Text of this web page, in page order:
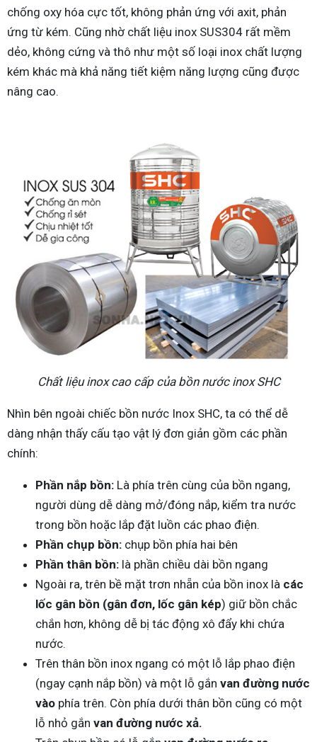
chống oxy hóa cực tốt, không phản ứng với axit, phản
ứng từ kém. Cũng nhờ chất liệu inox SUS304 rất mềm
dẻo, không cứng và thô như một số loại inox chất lượng
kém khác mà khả năng tiết kiệm năng lượng cũng được
nâng cao.
Chất liệu inox cao cấp của bồn nước inox SHC
Nhìn bên ngoài chiếc bồn nước Inox SHC, ta có thể dễ
dàng nhận thấy cấu tạo vật lý đơn giản gồm các phần
chính:
Phần nắp bồn: Là phía trên cùng của bồn ngang,
người dùng dễ dàng mở/đóng nắp, kiểm tra nước
trong bồn hoặc lắp đặt luồn các phao điện.
Phần chụp bồn: chụp bồn phía hai bên
Phần thân bồn: là phần chiều dài bồn ngang
Ngoài ra, trên bề mặt trơn nhẵn của bồn inox là các
lốc gân bồn (gân đơn, lốc gân kép) giữ bồn chắc
chắn hơn, không dễ bị tác động xô đẩy khi chứa
nước.
Trên thân bồn inox ngang có một lỗ lắp phao điện
(ngay cạnh nắp bồn) và một lỗ gắn van đường nước
vào phía trên. Còn phía dưới thân bồn cũng có một
lỗ nhỏ gắn van đường nước xả.